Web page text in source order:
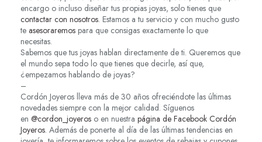
encargo o incluso diseñar tus propias joyas, solo tienes que
contactar con nosotros. Estamos a tu servicio y con mucho gusto
te asesoraremos para que consigas exactamente lo que
necesitas.
Sabemos que tus joyas hablan directamente de ti. Queremos que
el mundo sepa todo lo que tienes que decirle, así que,
¿empezamos hablando de joyas?
–
Cordón Joyeros lleva más de 30 años ofreciéndote las últimas
novedades siempre con la mejor calidad. Síguenos
en @cordon_joyeros o en nuestra página de Facebook Cordón
Joyeros. Además de ponerte al día de las últimas tendencias en